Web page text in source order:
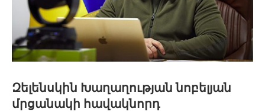
Զելենսկին Խաղաղության նոբելյան
մրցանակի հավակնորդ